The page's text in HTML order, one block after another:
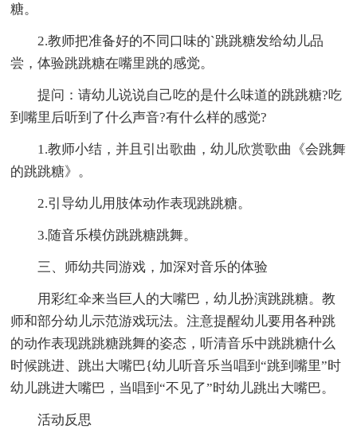
糖。
2.教师把准备好的不同口味的`跳跳糖发给幼儿品
尝，体验跳跳糖在嘴里跳的感觉。
提问：请幼儿说说自己吃的是什么味道的跳跳糖?吃
到嘴里后听到了什么声音?有什么样的感觉?
1.教师小结，并且引出歌曲，幼儿欣赏歌曲《会跳舞
的跳跳糖》。
2.引导幼儿用肢体动作表现跳跳糖。
3.随音乐模仿跳跳糖跳舞。
三、师幼共同游戏，加深对音乐的体验
用彩红伞来当巨人的大嘴巴，幼儿扮演跳跳糖。教
师和部分幼儿示范游戏玩法。注意提醒幼儿要用各种跳
的动作表现跳跳糖跳舞的姿态，听清音乐中跳跳糖什么
时候跳进、跳出大嘴巴{幼儿听音乐当唱到“跳到嘴里”时
幼儿跳进大嘴巴，当唱到“不见了”时幼儿跳出大嘴巴。
活动反思